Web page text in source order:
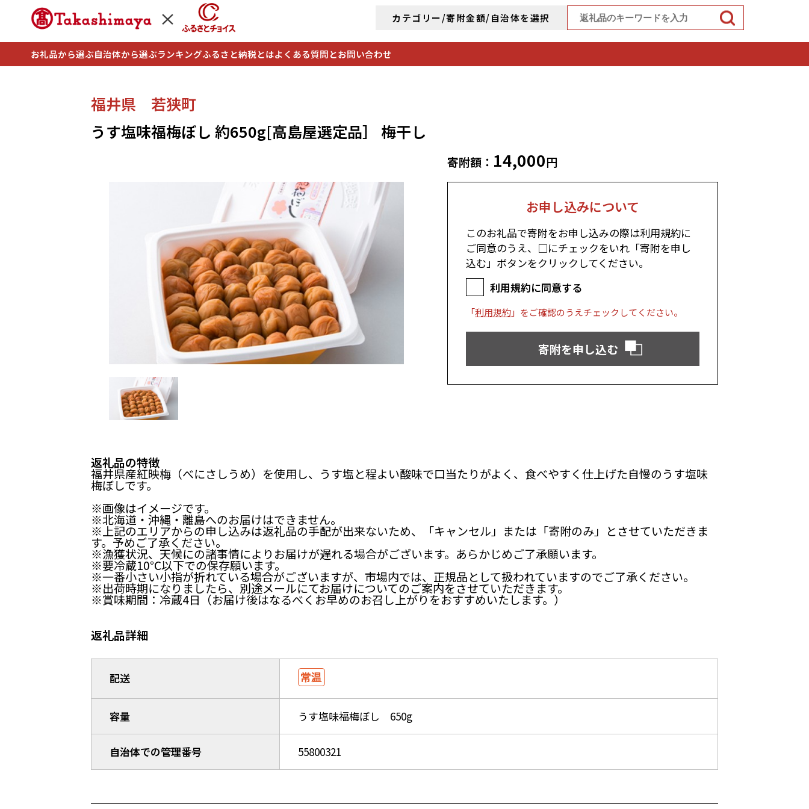
カテゴリー/寄附金額/自治体を選択
お礼品から選ぶ自治体から選ぶランキングふるさと納税とはよくある質問とお問い合わせ
福井県 若狭町
うす塩味福梅ぼし 約650g[高島屋選定品］ 梅干し
寄附額： 14,000円
お申し込みについて
このお礼品で寄附をお申し込みの際は利用規約に
ご同意のうえ、□にチェックをいれ「寄附を申し
込む」ボタンをクリックしてください。
利用規約に同意する
「利用規約」をご確認のうえチェックしてください。
寄附を申し込む
返礼品の特徴
福井県産紅映梅（べにさしうめ）を使用し、うす塩と程よい酸味で口当たりがよく、食べやすく仕上げた自慢のうす塩味
梅ぼしです。
※画像はイメージです。
※北海道・沖縄・離島へのお届けはできません。
※上記のエリアからの申し込みは返礼品の手配が出来ないため、「キャンセル」または「寄附のみ」とさせていただきま
す。予めご了承ください。
※漁獲状況、天候にの諸事情によりお届けが遅れる場合がございます。あらかじめご了承願います。
※要冷蔵10℃以下での保存願います。
※一番小さい小指が折れている場合がございますが、市場内では、正規品として扱われていますのでご了承ください。
※出荷時期になりましたら、別途メールにてお届けについてのご案内をさせていただきます。
※賞味期間：冷蔵4日（お届け後はなるべくお早めのお召し上がりをおすすめいたします。）
返礼品詳細
配送
容量 うす塩味福梅ぼし 650g
自治体での管理番号 55800321